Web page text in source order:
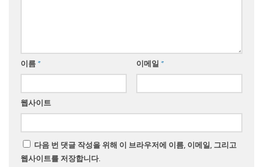
이름 * 이메일 *
웹사이트
다음 번 댓글 작성을 위해 이 브라우저에 이름, 이메일, 그리고
웹사이트를 저장합니다.